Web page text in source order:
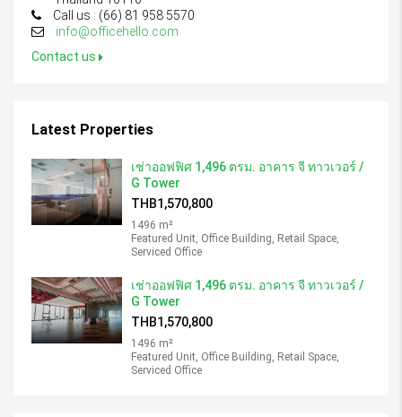
Call us : (66) 81 958 5570
info@officehello.com
Contact us
Latest Properties
เช่าออฟฟิศ 1,496 ตรม. อาคาร จี ทาวเวอร์ /
G Tower
THB1,570,800
1496 m²
Featured Unit, Office Building, Retail Space,
Serviced Office
เช่าออฟฟิศ 1,496 ตรม. อาคาร จี ทาวเวอร์ /
G Tower
THB1,570,800
1496 m²
Featured Unit, Office Building, Retail Space,
Serviced Office